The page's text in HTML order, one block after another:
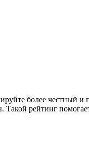
более честный и
Такой рейтинг